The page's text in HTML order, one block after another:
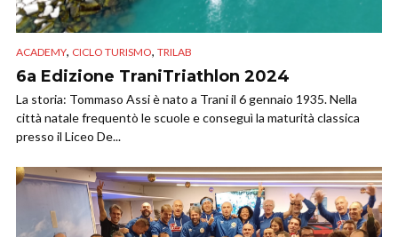
ACADEMY, CICLO TURISMO, TRILAB
6a Edizione TraniTriathlon 2024
La storia: Tommaso Assi è nato a Trani il 6 gennaio 1935. Nella
città natale frequentò le scuole e conseguì la maturità classica
presso il Liceo De...